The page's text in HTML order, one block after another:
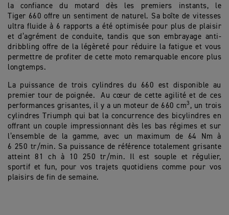
la confiance du motard dès les premiers instants, le
Tiger 660 offre un sentiment de naturel. Sa boîte de vitesses
ultra fluide à 6 rapports a été optimisée pour plus de plaisir
et d’agrément de conduite, tandis que son embrayage anti-
dribbling offre de la légèreté pour réduire la fatigue et vous
permettre de profiter de cette moto remarquable encore plus
longtemps.
La puissance de trois cylindres du 660 est disponible au
premier tour de poignée. Au cœur de cette agilité et de ces
performances grisantes, il y a un moteur de 660 cm3 , un trois
cylindres Triumph qui bat la concurrence des bicylindres en
offrant un couple impressionnant dès les bas régimes et sur
l’ensemble de la gamme, avec un maximum de 64 Nm à
6 250 tr/min. Sa puissance de référence totalement grisante
atteint 81 ch à 10 250 tr/min. Il est souple et régulier,
sportif et fun, pour vos trajets quotidiens comme pour vos
plaisirs de fin de semaine.